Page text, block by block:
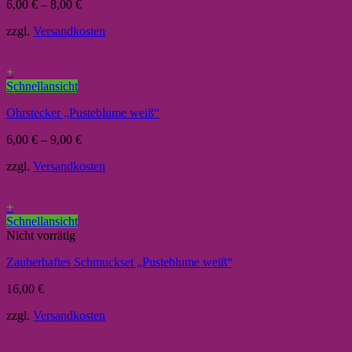
6,00 € – 8,00 €
zzgl. Versandkosten
+
Schnellansicht
Ohrstecker „Pusteblume weiß“
6,00 € – 9,00 €
zzgl. Versandkosten
+
Schnellansicht
Nicht vorrätig
Zauberhaftes Schmuckset „Pusteblume weiß“
16,00 €
zzgl. Versandkosten